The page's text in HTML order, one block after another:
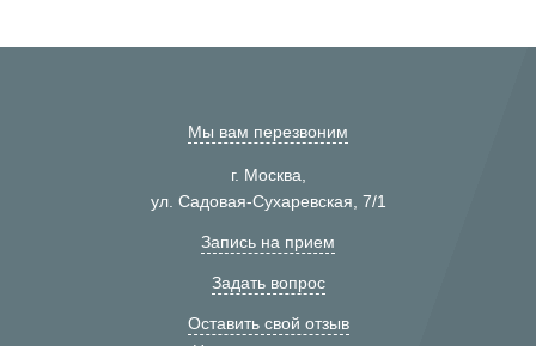
Мы вам перезвоним
г. Москва,
ул. Садовая-Сухаревская, 7/1
Запись на прием
Задать вопрос
Оставить свой отзыв